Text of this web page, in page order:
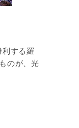
する羅
のが、光